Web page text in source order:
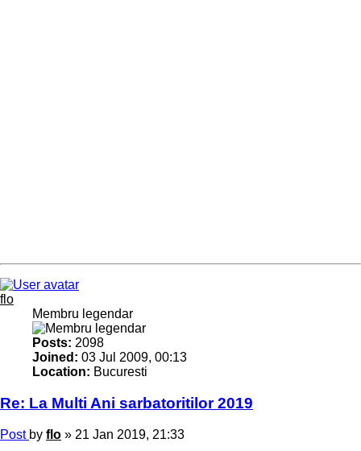
flo
Membru legendar
Posts: 2098
Joined: 03 Jul 2009, 00:13
Location: Bucuresti
Re: La Multi Ani sarbatoritilor 2019
Post by flo » 21 Jan 2019, 21:33